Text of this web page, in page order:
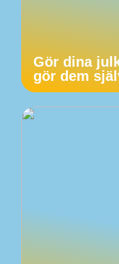
Gör dina
gör dem